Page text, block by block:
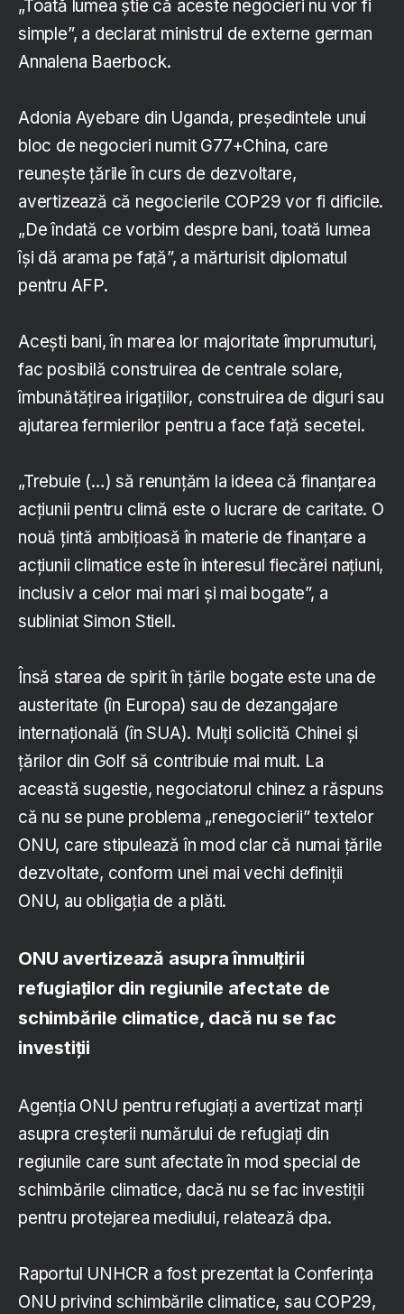
„Toată lumea ştie că aceste negocieri nu vor fi
simple”, a declarat ministrul de externe german
Annalena Baerbock.
Adonia Ayebare din Uganda, preşedintele unui
bloc de negocieri numit G77+China, care
reuneşte ţările în curs de dezvoltare,
avertizează că negocierile COP29 vor fi dificile.
„De îndată ce vorbim despre bani, toată lumea
îşi dă arama pe faţă”, a mărturisit diplomatul
pentru AFP.
Aceşti bani, în marea lor majoritate împrumuturi,
fac posibilă construirea de centrale solare,
îmbunătăţirea irigaţiilor, construirea de diguri sau
ajutarea fermierilor pentru a face faţă secetei.
„Trebuie (…) să renunţăm la ideea că finanţarea
acţiunii pentru climă este o lucrare de caritate. O
nouă ţintă ambiţioasă în materie de finanţare a
acţiunii climatice este în interesul fiecărei naţiuni,
inclusiv a celor mai mari şi mai bogate”, a
subliniat Simon Stiell.
Însă starea de spirit în ţările bogate este una de
austeritate (în Europa) sau de dezangajare
internaţională (în SUA). Mulţi solicită Chinei şi
ţărilor din Golf să contribuie mai mult. La
această sugestie, negociatorul chinez a răspuns
că nu se pune problema „renegocierii” textelor
ONU, care stipulează în mod clar că numai ţările
dezvoltate, conform unei mai vechi definiţii
ONU, au obligaţia de a plăti.
ONU avertizează asupra înmulţirii
refugiaţilor din regiunile afectate de
schimbările climatice, dacă nu se fac
investiţii
Agenţia ONU pentru refugiaţi a avertizat marţi
asupra creşterii numărului de refugiaţi din
regiunile care sunt afectate în mod special de
schimbările climatice, dacă nu se fac investiţii
pentru protejarea mediului, relatează dpa.
Raportul UNHCR a fost prezentat la Conferinţa
ONU privind schimbările climatice, sau COP29,